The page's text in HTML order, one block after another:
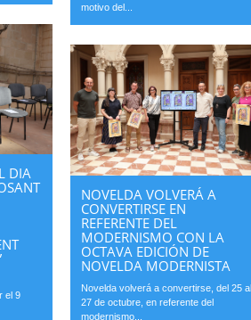
motivo del...
DIA
el 9
NOVELDA VOLVERÁ A
CONVERTIRSE EN
REFERENTE DEL
MODERNISMO CON LA
OCTAVA EDICIÓN DE
NOVELDA MODERNISTA
Novelda volverá a convertirse, del 25 al
27 de octubre, en referente del
modernismo...